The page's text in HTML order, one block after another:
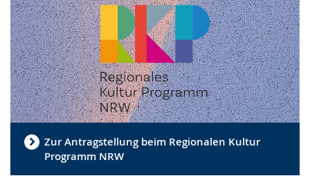
Zur Antragstellung beim Regionalen Kultur
Programm NRW